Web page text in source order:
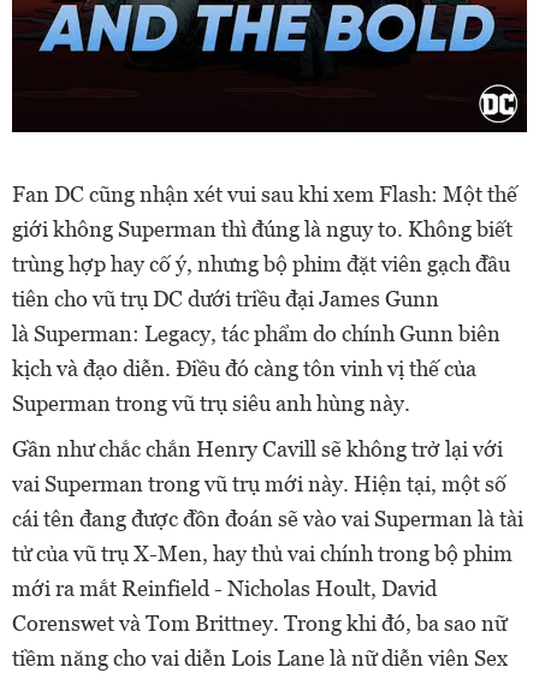
Fan DC cũng nhận xét vui sau khi xem Flash: Một thế
giới không Superman thì đúng là nguy to. Không biết
trùng hợp hay cố ý, nhưng bộ phim đặt viên gạch đầu
tiên cho vũ trụ DC dưới triều đại James Gunn
là Superman: Legacy, tác phẩm do chính Gunn biên
kịch và đạo diễn. Điều đó càng tôn vinh vị thế của
Superman trong vũ trụ siêu anh hùng này.
Gần như chắc chắn Henry Cavill sẽ không trở lại với
vai Superman trong vũ trụ mới này. Hiện tại, một số
cái tên đang được đồn đoán sẽ vào vai Superman là tài
tử của vũ trụ X-Men, hay thủ vai chính trong bộ phim
mới ra mắt Reinfield - Nicholas Hoult, David
Corenswet và Tom Brittney. Trong khi đó, ba sao nữ
tiềm năng cho vai diễn Lois Lane là nữ diễn viên Sex